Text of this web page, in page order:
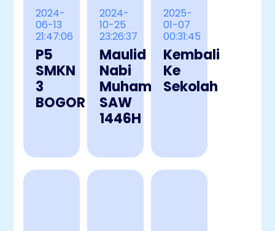
2024-
06-13
21:47:06
P5
SMKN
3
BOGOR
2024-
10-25
23:26:37
Maulid
Nabi
Muhammad
SAW
1446H
2025-
01-07
00:31:45
Kembali
Ke
Sekolah